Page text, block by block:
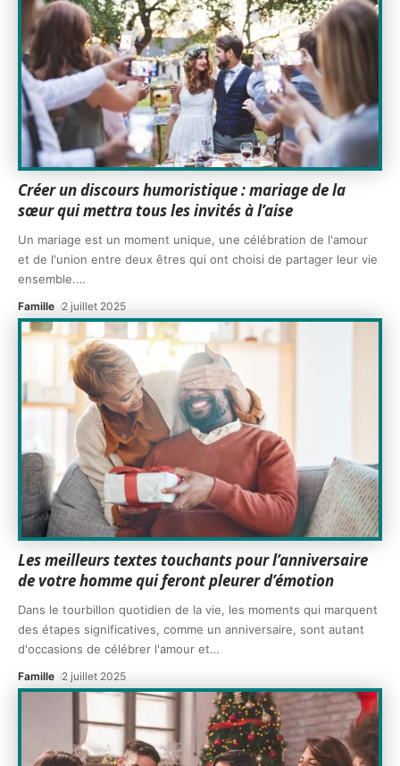
Créer un discours humoristique : mariage de la
sœur qui mettra tous les invités à l’aise
Un mariage est un moment unique, une célébration de l'amour
et de l'union entre deux êtres qui ont choisi de partager leur vie
ensemble.…
Famille 2 juillet 2025
Les meilleurs textes touchants pour l’anniversaire
de votre homme qui feront pleurer d’émotion
Dans le tourbillon quotidien de la vie, les moments qui marquent
des étapes significatives, comme un anniversaire, sont autant
d'occasions de célébrer l'amour et…
Famille 2 juillet 2025